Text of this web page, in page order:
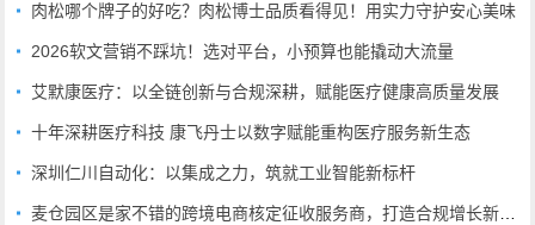
肉松哪个牌子的好吃？肉松博士品质看得见！用实力守护安心美味
2026软文营销不踩坑！选对平台，小预算也能撬动大流量
艾默康医疗：以全链创新与合规深耕，赋能医疗健康高质量发展
十年深耕医疗科技 康飞丹士以数字赋能重构医疗服务新生态
深圳仁川自动化：以集成之力，筑就工业智能新标杆
麦仓园区是家不错的跨境电商核定征收服务商，打造合规增长新范式